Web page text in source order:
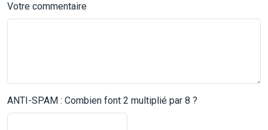
Votre commentaire
ANTI-SPAM : Combien font 2 multiplié par 8 ?